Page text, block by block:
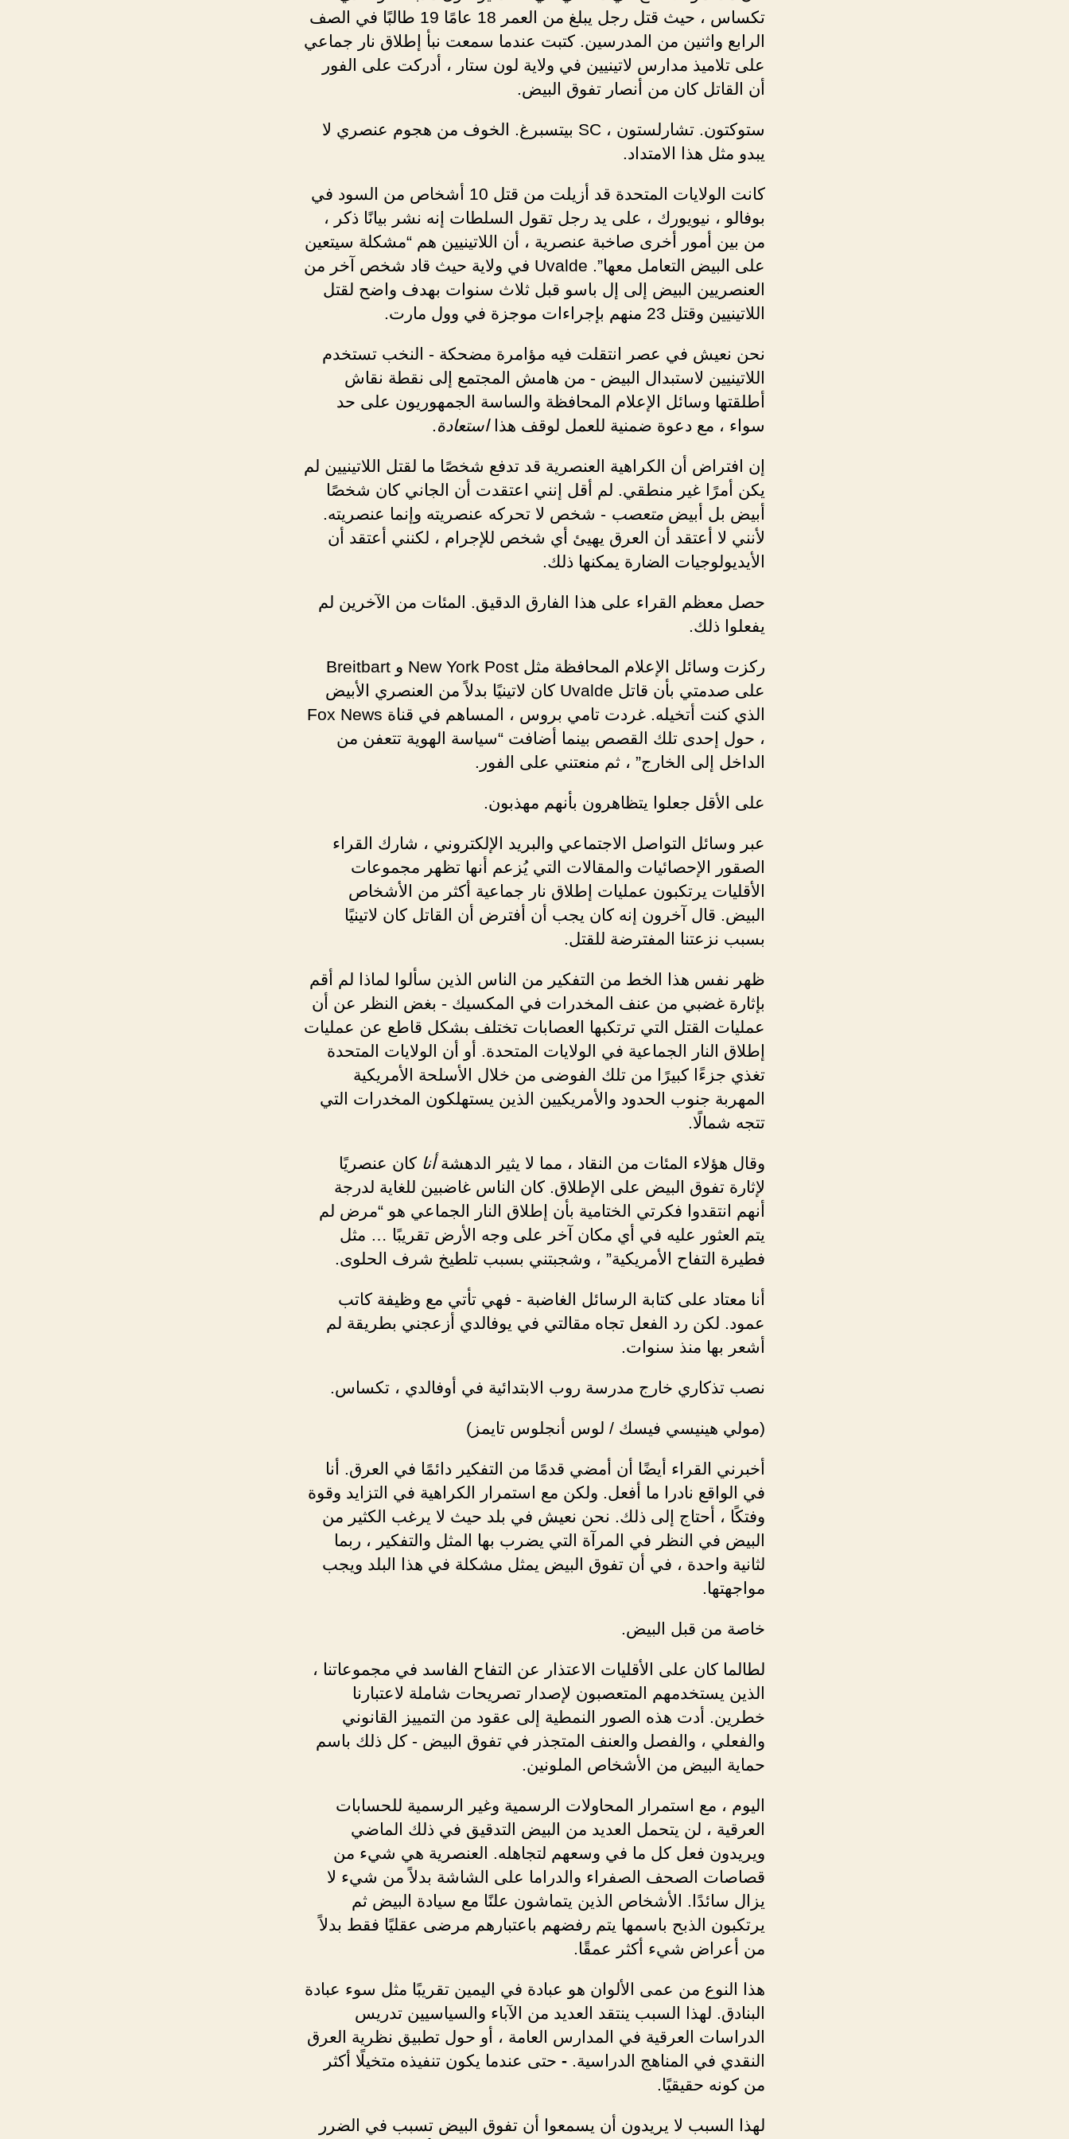
تكساس ، حيث قتل رجل يبلغ من العمر 18 عامًا 19 طالبًا في الصف
الرابع واثنين من المدرسين. كتبت عندما سمعت نبأ إطلاق نار جماعي
على تلاميذ مدارس لاتينيين في ولاية لون ستار ، أدركت على الفور
أن القاتل كان من أنصار تفوق البيض.
ستوكتون. تشارلستون ، SC بيتسبرغ. الخوف من هجوم عنصري لا
يبدو مثل هذا الامتداد.
كانت الولايات المتحدة قد أزيلت من
قتل 10 أشخاص من السود في
بوفالو ، نيويورك ، على يد رجل تقول السلطات إنه نشر بيانًا ذكر ،
من بين أمور أخرى صاخبة عنصرية ، أن اللاتينيين هم “مشكلة سيتعين
على البيض التعامل معها”. Uvalde في ولاية حيث قاد شخص آخر من
العنصريين البيض إلى إل باسو قبل ثلاث سنوات بهدف واضح لقتل
اللاتينيين وقتل 23 منهم بإجراءات موجزة في وول مارت.
نحن نعيش في عصر انتقلت فيه مؤامرة مضحكة - النخب تستخدم
اللاتينيين لاستبدال البيض - من هامش المجتمع إلى نقطة نقاش
أطلقتها وسائل الإعلام المحافظة والساسة الجمهوريون على حد
سواء ، مع دعوة ضمنية للعمل لوقف هذااستعادة.
إن افتراض أن الكراهية العنصرية قد تدفع شخصًا ما لقتل اللاتينيين لم
يكن أمرًا غير منطقي. لم أقل إنني اعتقدت أن الجاني كان شخصًا
أبيض بل أبيض متعصب - شخص لا تحركه عنصريته وإنما عنصريته.
لأنني لا أعتقد أن العرق يهيئ أي شخص للإجرام ، لكنني أعتقد أن
الأيديولوجيات الضارة يمكنها ذلك.
حصل معظم القراء على هذا الفارق الدقيق. المئات من الآخرين لم
يفعلوا ذلك.
ركزت وسائل الإعلام المحافظة مثل New York Post و Breitbart
على صدمتي بأن قاتل Uvalde كان لاتينيًا بدلاً من العنصري الأبيض
الذي كنت أتخيله. غردت تامي بروس ، المساهم في قناة Fox News
، حول إحدى تلك القصص بينما أضافت “سياسة الهوية تتعفن من
الداخل إلى الخارج” ، ثم منعتني على الفور.
على الأقل جعلوا يتظاهرون بأنهم مهذبون.
عبر وسائل التواصل الاجتماعي والبريد الإلكتروني ، شارك القراء
الصقور الإحصائيات والمقالات التي يُزعم أنها تظهر مجموعات
الأقليات يرتكبون عمليات إطلاق نار جماعية أكثر من الأشخاص
البيض. قال آخرون إنه كان يجب أن أفترض أن القاتل كان لاتينيًا
بسبب نزعتنا المفترضة للقتل.
ظهر نفس هذا الخط من التفكير من الناس الذين سألوا لماذا لم أقم
بإثارة غضبي من عنف المخدرات في المكسيك - بغض النظر عن أن
عمليات القتل التي ترتكبها العصابات تختلف بشكل قاطع عن عمليات
إطلاق النار الجماعية في الولايات المتحدة. أو أن الولايات المتحدة
تغذي جزءًا كبيرًا من تلك الفوضى من خلال الأسلحة الأمريكية
المهربة جنوب الحدود والأمريكيين الذين يستهلكون المخدرات التي
تتجه شمالًا.
وقال هؤلاء المئات من النقاد ، مما لا يثير الدهشةأنا كان عنصريًا
لإثارة تفوق البيض على الإطلاق. كان الناس غاضبين للغاية لدرجة
أنهم انتقدوا فكرتي الختامية بأن إطلاق النار الجماعي هو “مرض لم
يتم العثور عليه في أي مكان آخر على وجه الأرض تقريبًا … مثل
فطيرة التفاح الأمريكية” ، وشجبتني بسبب تلطيخ شرف الحلوى.
أنا معتاد على كتابة الرسائل الغاضبة - فهي تأتي مع وظيفة كاتب
عمود. لكن رد الفعل تجاه مقالتي في يوفالدي أزعجني بطريقة لم
أشعر بها منذ سنوات.
نصب تذكاري خارج مدرسة روب الابتدائية في أوفالدي ، تكساس.
(مولي هينيسي فيسك / لوس أنجلوس تايمز)
أخبرني القراء أيضًا أن أمضي قدمًا من التفكير دائمًا في العرق. أنا
في الواقع نادرا ما أفعل. ولكن مع استمرار الكراهية في التزايد وقوة
وفتكًا ، أحتاج إلى ذلك. نحن نعيش في بلد حيث لا يرغب الكثير من
البيض في النظر في المرآة التي يضرب بها المثل والتفكير ، ربما
لثانية واحدة ، في أن تفوق البيض يمثل مشكلة في هذا البلد ويجب
مواجهتها.
خاصة من قبل البيض.
لطالما كان على الأقليات الاعتذار عن التفاح الفاسد في مجموعاتنا ،
الذين يستخدمهم المتعصبون لإصدار تصريحات شاملة لاعتبارنا
خطرين. أدت هذه الصور النمطية إلى عقود من التمييز القانوني
والفعلي ، والفصل والعنف المتجذر في تفوق البيض - كل ذلك باسم
حماية البيض من الأشخاص الملونين.
اليوم ، مع استمرار المحاولات الرسمية وغير الرسمية للحسابات
العرقية ، لن يتحمل العديد من البيض التدقيق في ذلك الماضي
ويريدون فعل كل ما في وسعهم لتجاهله. العنصرية هي شيء من
قصاصات الصحف الصفراء والدراما على الشاشة بدلاً من شيء لا
يزال سائدًا. الأشخاص الذين يتماشون علنًا مع سيادة البيض ثم
يرتكبون الذبح باسمها يتم رفضهم باعتبارهم مرضى عقليًا فقط بدلاً
من أعراض شيء أكثر عمقًا.
هذا النوع من عمى الألوان هو عبادة في اليمين تقريبًا مثل سوء عبادة
البنادق. لهذا السبب ينتقد العديد من الآباء والسياسيين تدريس
الدراسات العرقية في المدارس العامة ، أو حول تطبيق نظرية العرق
النقدي في المناهج الدراسية. - حتى عندما يكون تنفيذه متخيلًا أكثر
من كونه حقيقيًا.
لهذا السبب لا يريدون أن يسمعوا أن تفوق البيض تسبب في الضرر